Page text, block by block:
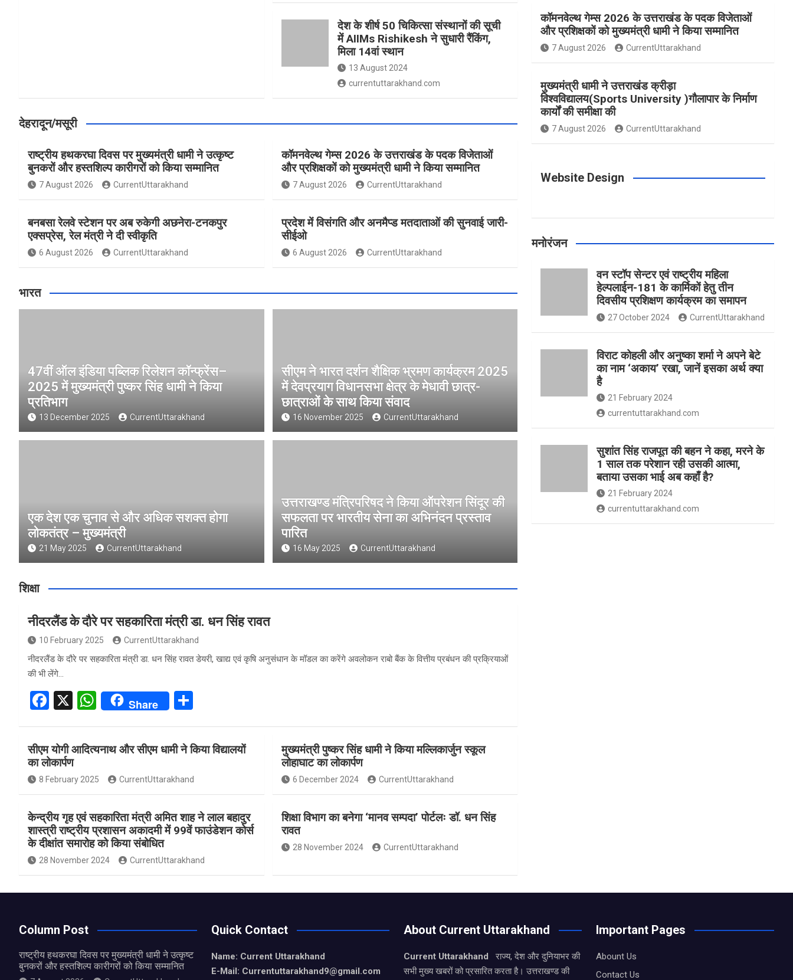
देश के शीर्ष 50 चिकित्सा संस्थानों की सूची
में AIIMs Rishikesh ने सुधारी रैंकिंग,
मिला 14वां स्थान
13 August 2024
currentuttarakhand.com
देहरादून/मसूरी
राष्ट्रीय हथकरघा दिवस पर मुख्यमंत्री धामी ने उत्कृष्ट
बुनकरों और हस्तशिल्प कारीगरों को किया सम्मानित
7 August 2026 CurrentUttarakhand
कॉमनवेल्थ गेम्स 2026 के उत्तराखंड के पदक विजेताओं
और प्रशिक्षकों को मुख्यमंत्री धामी ने किया सम्मानित
7 August 2026 CurrentUttarakhand
बनबसा रेलवे स्टेशन पर अब रुकेगी अछनेरा-टनकपुर
एक्सप्रेस, रेल मंत्री ने दी स्वीकृति
6 August 2026 CurrentUttarakhand
प्रदेश में विसंगति और अनमैप्ड मतदाताओं की सुनवाई जारी-
सीईओ
6 August 2026 CurrentUttarakhand
भारत
47वीं ऑल इंडिया पब्लिक रिलेशन कॉन्फ्रेंस–
2025 में मुख्यमंत्री पुष्कर सिंह धामी ने किया
प्रतिभाग
13 December 2025 CurrentUttarakhand
सीएम ने भारत दर्शन शैक्षिक भ्रमण कार्यक्रम 2025
में देवप्रयाग विधानसभा क्षेत्र के मेधावी छात्र-
छात्राओं के साथ किया संवाद
16 November 2025 CurrentUttarakhand
एक देश एक चुनाव से और अधिक सशक्त होगा
लोकतंत्र – मुख्यमंत्री
21 May 2025 CurrentUttarakhand
उत्तराखण्ड मंत्रिपरिषद ने किया ऑपरेशन सिंदूर की
सफलता पर भारतीय सेना का अभिनंदन प्रस्ताव
पारित
16 May 2025 CurrentUttarakhand
शिक्षा
नीदरलैंड के दौरे पर सहकारिता मंत्री डा. धन सिंह रावत
10 February 2025 CurrentUttarakhand
नीदरलैंड के दौरे पर सहकारिता मंत्री डा. धन सिंह रावत डेयरी, खाद्य एवं कृषि अनुसंधान के मॉडल का करेंगे अवलोकन राबो बैंक के वित्तीय प्रबंधन की प्रक्रियाओं
की भी लेंगे…
F
ce
b
o
o
k
X
W
s
A
p
p
Share
ar
e
सीएम योगी आदित्यनाथ और सीएम धामी ने किया विद्यालयों
का लोकार्पण
8 February 2025 CurrentUttarakhand
मुख्यमंत्री पुष्कर सिंह धामी ने किया मल्लिकार्जुन स्कूल
लोहाघाट का लोकार्पण
6 December 2024 CurrentUttarakhand
केन्द्रीय गृह एवं सहकारिता मंत्री अमित शाह ने लाल बहादुर
शास्त्री राष्ट्रीय प्रशासन अकादमी में 99वें फाउंडेशन कोर्स
के दीक्षांत समारोह को किया संबोधित
28 November 2024 CurrentUttarakhand
शिक्षा विभाग का बनेगा ‘मानव सम्पदा’ पोर्टलः डॉ. धन सिंह
रावत
28 November 2024 CurrentUttarakhand
o
o
k
g
r
a
m
r
e
s
t
e
r
b
e
कॉमनवेल्थ गेम्स 2026 के उत्तराखंड के पदक विजेताओं
और प्रशिक्षकों को मुख्यमंत्री धामी ने किया सम्मानित
7 August 2026 CurrentUttarakhand
मुख्यमंत्री धामी ने उत्तराखंड क्रीड़ा
विश्वविद्यालय(Sports University )गौलापार के निर्माण
कार्यों की समीक्षा की
7 August 2026 CurrentUttarakhand
Website Design
मनोरंजन
वन स्टॉप सेन्टर एवं राष्ट्रीय महिला
हेल्पलाईन-181 के कार्मिकों हेतु तीन
दिवसीय प्रशिक्षण कार्यक्रम का समापन
27 October 2024 CurrentUttarakhand
विराट कोहली और अनुष्का शर्मा ने अपने बेटे
का नाम ‘अकाय’ रखा, जानें इसका अर्थ क्‍या
है
21 February 2024
currentuttarakhand.com
सुशांत सिंह राजपूत की बहन ने कहा, मरने के
1 साल तक परेशान रही उसकी आत्मा,
बताया उसका भाई अब कहाँ है?
21 February 2024
currentuttarakhand.com
Column Post
राष्ट्रीय हथकरघा दिवस पर मुख्यमंत्री धामी ने उत्कृष्ट
बुनकरों और हस्तशिल्प कारीगरों को किया सम्मानित
Quick Contact
Name: Current Uttarakhand
E-Mail: Currentuttarakhand9@gmail.com
About Current Uttarakhand
Current Uttarakhand
राज्य, देश और दुनियाभर की
सभी मुख्य खबरों को प्रसारित करता है। उत्तराखण्ड की
Important Pages
Abount Us
Contact Us